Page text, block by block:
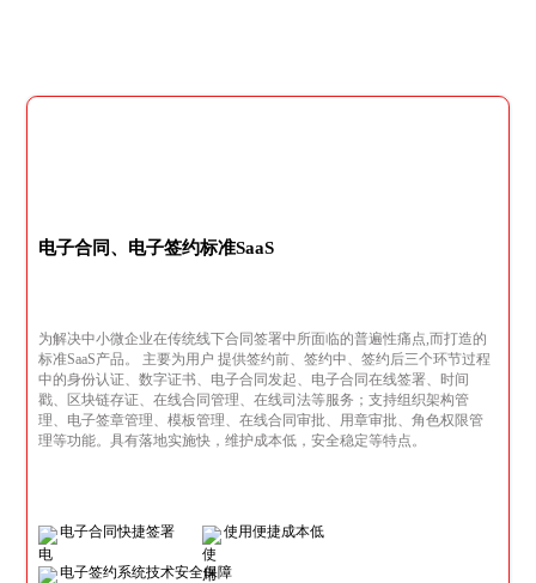
电子合同、电子签约标准SaaS
为解决中小微企业在传统线下合同签署中所面临的普遍性痛点,而打造的
标准SaaS产品。 主要为用户 提供签约前、签约中、签约后三个环节过程
中的身份认证、数字证书、电子合同发起、电子合同在线签署、时间
戳、区块链存证、在线合同管理、在线司法等服务；支持组织架构管
理、电子签章管理、模板管理、在线合同审批、用章审批、角色权限管
理等功能。具有落地实施快，维护成本低，安全稳定等特点。
电子合同快捷签署 使用便捷成本低
电子签约系统技术安全保障